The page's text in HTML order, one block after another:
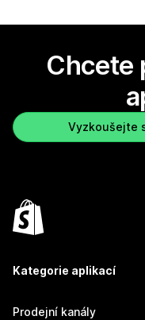
Chcete
Vyzkoušejte
Kategorie aplikací
Prodejní kanály